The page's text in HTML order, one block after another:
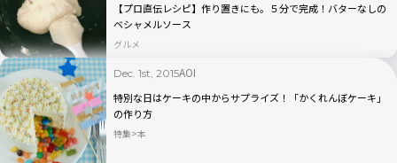
【プロ直伝レシピ】作り置きにも。５分で完成！バターなしの
ベシャメルソース
グルメ
Dec. 1st, 2015AOI
特別な日はケーキの中からサプライズ！「かくれんぼケーキ」
の作り方
特集 本